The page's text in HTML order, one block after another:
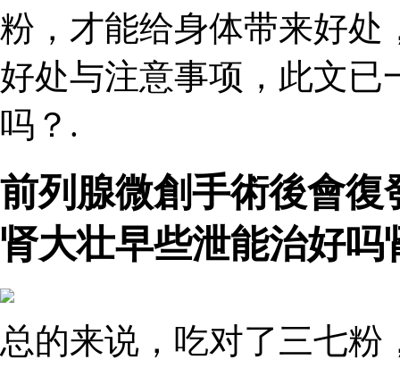
粉，才能给身体带来好处
好处与注意事项，此文已
吗？.
前列腺微創手術後會
肾大壮早些泄能治好
总的来说，吃对了三七粉